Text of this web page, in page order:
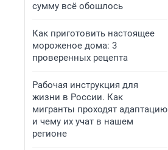
сумму всё обошлось
Как приготовить настоящее
мороженое дома: 3
проверенных рецепта
Рабочая инструкция для
жизни в России. Как
мигранты проходят адаптацию
и чему их учат в нашем
регионе